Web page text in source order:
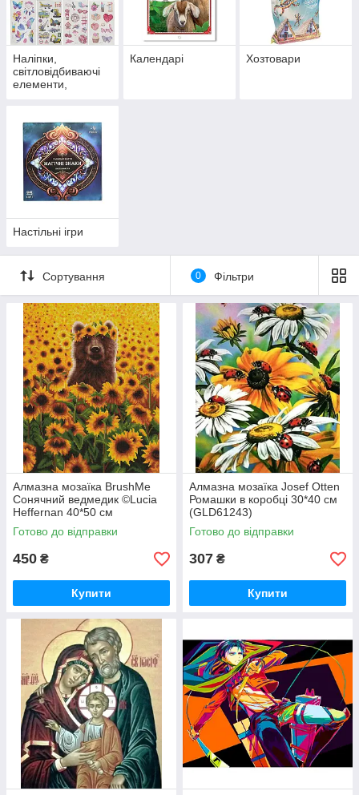
Наліпки,
світловідбиваючі
елементи,
Календарі Хозтовари
Настільні ігри
Сортування 0 Фільтри
Алмазна мозаїка BrushMe
Сонячний ведмедик ©Lucia
Heffernan 40*50 см
(DBS1200)
Готово до відправки
450 ₴
Купити
Алмазна мозаїка Josef Otten
Ромашки в коробці 30*40 см
(GLD61243)
Готово до відправки
307 ₴
Купити